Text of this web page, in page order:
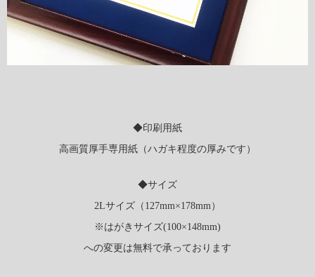
◆印刷用紙
高画質厚手専用紙（ハガキ程度の厚みです）
◆サイズ
2Lサイズ（127mm×178mm）
※はがきサイズ(100×148mm)
への変更は無料で承っております